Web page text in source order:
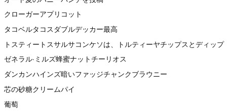
クローガーアプリコット
タコベルタコスダブルデッカー最高
トスティートスサルサコンケソは、トルティーヤチップスとディップ
ゼネラル·ミルズ蜂蜜ナットチーリオス
ダンカンハインズ暗いファッジチャンクブラウニー
芯の砂糖クリームパイ
葡萄